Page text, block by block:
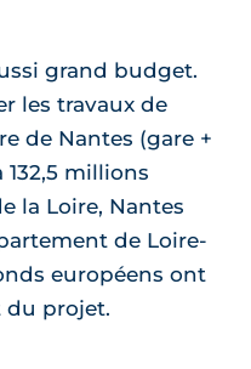
grand budget.
les travaux de
de Nantes (gare +
132,5 millions
la Loire, Nantes
de Loire-
européens ont
du projet.